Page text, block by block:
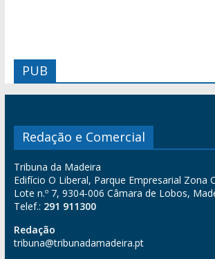
PUB
Redação e Comercial
Tribuna da Madeira
Edifício O Liberal, Parque Empresarial Zona
Lote n.º 7, 9304-006 Câmara de Lobos,
Telef.: 291 911300
Redação
tribuna@tribunadamadeira.pt